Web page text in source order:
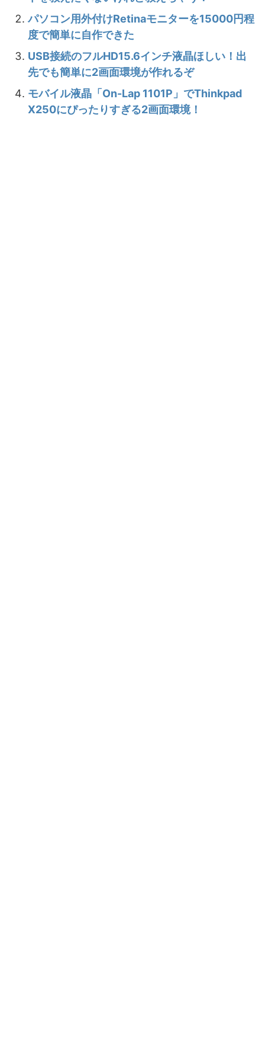
パソコン用外付けRetinaモニターを15000円程
度で簡単に自作できた
USB接続のフルHD15.6インチ液晶ほしい！出
先でも簡単に2画面環境が作れるぞ
モバイル液晶「On-Lap 1101P」でThinkpad
X250にぴったりすぎる2画面環境！